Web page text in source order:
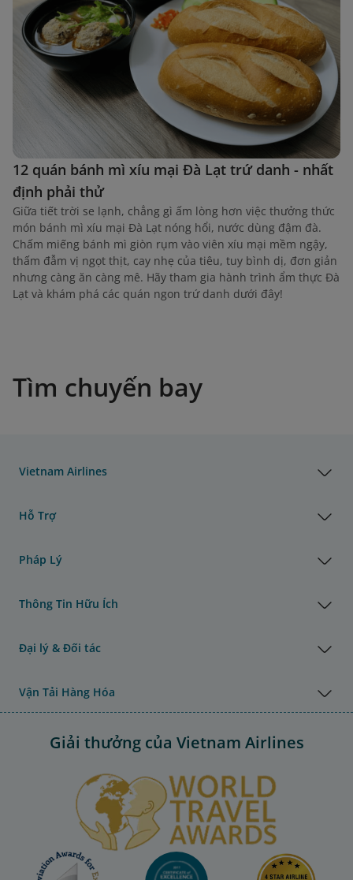
12 quán bánh mì xíu mại Đà Lạt trứ danh - nhất
định phải thử
Giữa tiết trời se lạnh, chẳng gì ấm lòng hơn việc thưởng thức
món bánh mì xíu mại Đà Lạt nóng hổi, nước dùng đậm đà.
Chấm miếng bánh mì giòn rụm vào viên xíu mại mềm ngậy,
thấm đẫm vị ngọt thịt, cay nhẹ của tiêu, tuy bình dị, đơn giản
nhưng càng ăn càng mê. Hãy tham gia hành trình ẩm thực Đà
Lạt và khám phá các quán ngon trứ danh dưới đây!
Tìm chuyến bay
Vietnam Airlines
Hỗ Trợ
Pháp Lý
Thông Tin Hữu Ích
Đại lý & Đối tác
Vận Tải Hàng Hóa
Giải thưởng của Vietnam Airlines